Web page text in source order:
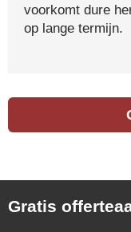
voorkomt dure
op lange termijn.
Gratis